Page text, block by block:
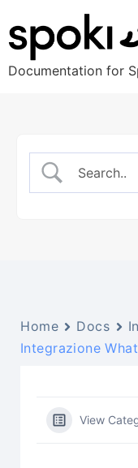
Documentation for
Home Docs
Integrazione
View